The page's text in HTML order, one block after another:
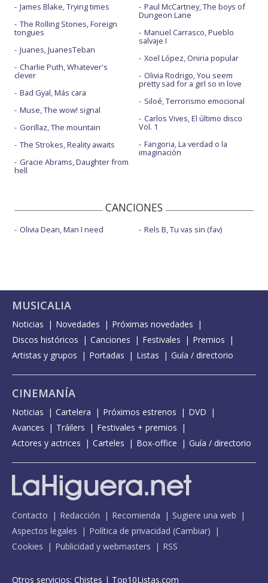
James Blake, Trying times
The Rolling Stones, Foreign
tongues
Juanes, JuanesTeban
Charlie Puth, Whatever's
clever
Bad Gyal, Más cara
Muse, The wow! signal
Gorillaz, The mountain
The Strokes, Reality awaits
Gracie Abrams, Daughter from
hell
Paul McCartney, The boys of
Dungeon Lane
Manuel Carrasco, Pueblo
salvaje I
Xoel López, Oniria popular
Olivia Rodrigo, You seem
pretty sad for a girl so in love
Siloé, Terrorismo emocional
Carlos Vives, El último disco
Vol. 1
Fangoria, La verdad o la
imaginación
CANCIONES
Olivia Dean, Man I need Rels B, Tu vas sin (fav)
MUSICALIA
Noticias Novedades
Próximas novedades
Discos históricos
Canciones Festivales
Premios
Artistas y grupos
Portadas Listas Guía / directorio
CINEMANÍA
Noticias Cartelera Próximos estrenos
DVD
Avances
Tráilers
Festivales + premios
Actores y actrices
Carteles Box-office Guía / directorio
Contacto Redacción Recomienda
Sugiere una web
Aspectos legales
Política de privacidad (Cambiar)
Cookies
Publicidad y webmasters RSS
Otros servicios: Chistes | Top10Listas.com